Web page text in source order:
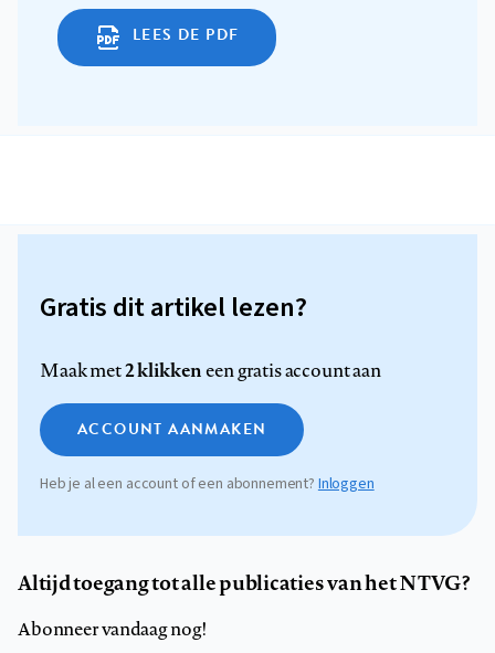
LEES DE PDF
Gratis dit artikel lezen?
Maak met2 klikkeneen gratis account aan
ACCOUNT AANMAKEN
Heb je al een account of een abonnement? Inloggen
Altijd toegang tot alle publicaties van het NTVG?
Abonneer vandaag nog!